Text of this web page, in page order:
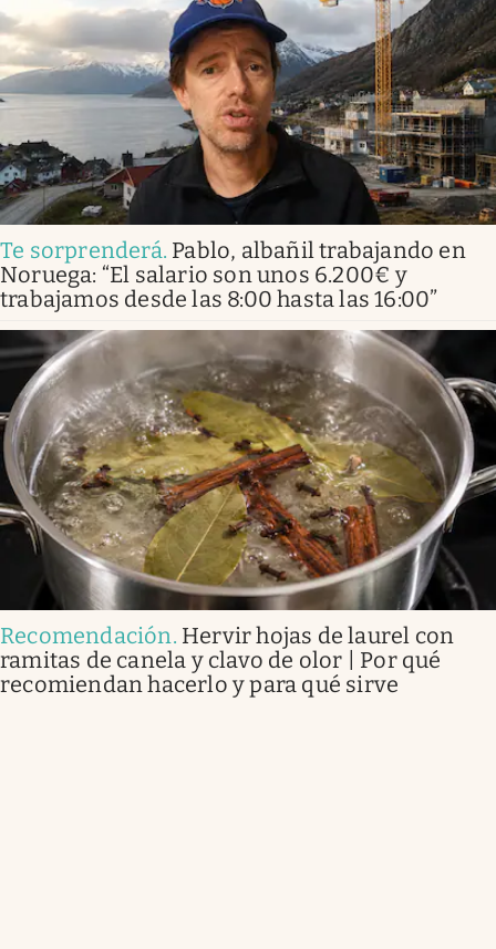
Te sorprenderá. Pablo, albañil trabajando en
Noruega: “El salario son unos 6.200€ y
trabajamos desde las 8:00 hasta las 16:00”
Recomendación. Hervir hojas de laurel con
ramitas de canela y clavo de olor | Por qué
recomiendan hacerlo y para qué sirve